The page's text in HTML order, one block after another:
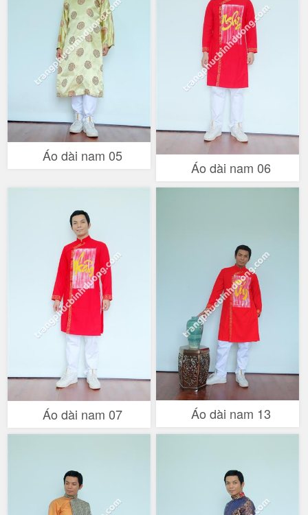
Áo dài nam 05
Áo dài nam 06
Áo dài nam 07 Áo dài nam 13